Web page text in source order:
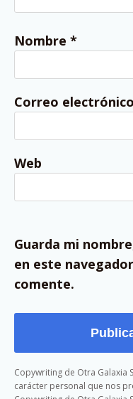
Nombre *
Correo electrónico
Web
Guarda mi
en este
comente.
Copywriting de Otra Galaxia
carácter personal que nos